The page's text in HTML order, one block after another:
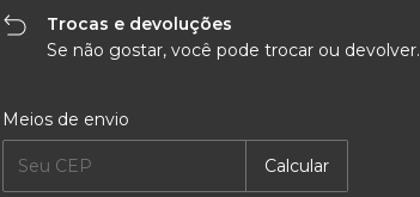
Trocas e devoluções
Se não gostar, você pode trocar ou devolver.
Entregas para o CEP:
Meios de envio
Calcular